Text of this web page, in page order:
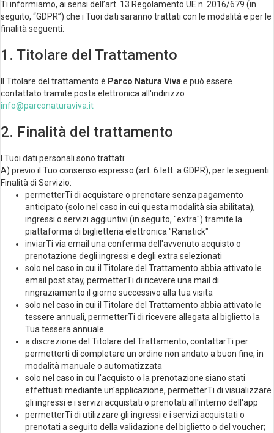
Ti informiamo, ai sensi dell’art. 13 Regolamento UE n. 2016/679 (in
seguito, “GDPR”) che i Tuoi dati saranno trattati con le modalità e per le
finalità seguenti:
1. Titolare del Trattamento
Il Titolare del trattamento è Parco Natura Vivae può essere
contattato tramite posta elettronica all'indirizzo
info@parconaturaviva.it
2. Finalità del trattamento
I Tuoi dati personali sono trattati:
A) previo il Tuo consenso espresso (art. 6 lett. a GDPR), per le seguenti
Finalità di Servizio:
permetterTi di acquistare o prenotare senza pagamento
anticipato (solo nel caso in cui questa modalità sia abilitata),
ingressi o servizi aggiuntivi (in seguito, "extra") tramite la
piattaforma di biglietteria elettronica "Ranatick"
inviarTi via email una conferma dell'avvenuto acquisto o
prenotazione degli ingressi e degli extra selezionati
solo nel caso in cui il Titolare del Trattamento abbia attivato le
email post stay, permetterTi di ricevere una mail di
ringraziamento il giorno successivo alla tua visita
solo nel caso in cui il Titolare del Trattamento abbia attivato le
tessere annuali, permetterTi di ricevere allegata al biglietto la
Tua tessera annuale
a discrezione del Titolare del Trattamento, contattarTi per
permetterti di completare un ordine non andato a buon fine, in
modalità manuale o automatizzata
solo nel caso in cui l'acquisto o la prenotazione siano stati
effettuati mediante un'applicazione, permetterTi di visualizzare
gli ingressi e i servizi acquistati o prenotati all'interno dell'app
permetterTi di utilizzare gli ingressi e i servizi acquistati o
prenotati a seguito della validazione del biglietto o del voucher;